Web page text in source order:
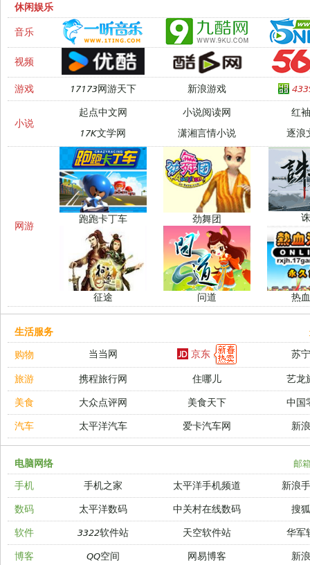
休闲娱乐
音乐
视频
游戏 17173网游天下 新浪游戏
小说
起点中文网 小说阅读网
红
17K文学网
潇湘言情小说 逐浪
网游
跑跑卡丁车 劲舞团
征途 问道 热
生活服务
购物
当当网 京东 苏
旅游 携程旅行网 住哪儿
艺龙
美食
大众点评网 美食天下
中国
汽车
太平洋汽车 爱卡汽车网 新
邮
电脑网络
手机
手机之家 太平洋手机频道
新浪
数码
太平洋数码 中关村在线数码
搜
软件
3322软件站 天空软件站
华军
博客
QQ空间 网易博客 新